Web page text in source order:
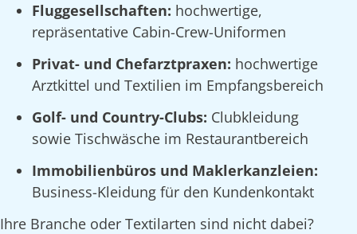
Fluggesellschaften: hochwertige,
repräsentative Cabin-Crew-Uniformen
Privat- und Chefarztpraxen: hochwertige
Arztkittel und Textilien im Empfangsbereich
Golf- und Country-Clubs: Clubkleidung
sowie Tischwäsche im Restaurantbereich
Immobilienbüros und Maklerkanzleien:
Business-Kleidung für den Kundenkontakt
Ihre Branche oder Textilarten sind nicht dabei?